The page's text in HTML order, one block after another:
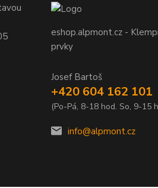
eshop.alpmont.cz -
prvky
Josef Bartoš
+420 604 162 101
(Po-Pá, 8-18 hod. So, 9-15
info@alpmont.cz